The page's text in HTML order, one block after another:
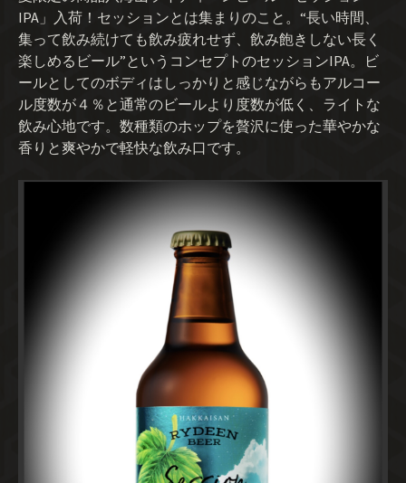
IPA」入荷！セッションとは集まりのこと。“長い時間、
集って飲み続けても飲み疲れせず、飲み飽きしない長く
楽しめるビール”というコンセプトのセッションIPA。ビ
ールとしてのボディはしっかりと感じながらもアルコー
ル度数が４％と通常のビールより度数が低く、ライトな
飲み心地です。数種類のホップを贅沢に使った華やかな
香りと爽やかで軽快な飲み口です。